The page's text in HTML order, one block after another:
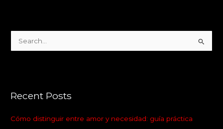
c
f
Recent Posts
Cómo distinguir entre amor y necesidad: guía práctica